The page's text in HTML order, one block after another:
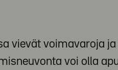
vievät voimavaroja
voi olla